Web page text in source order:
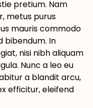
pretium. Nam
metus purus
mauris commodo
bibendum. In
nisi nibh aliquam
Nunc a leo eu
a blandit arcu,
efficitur, eleifend